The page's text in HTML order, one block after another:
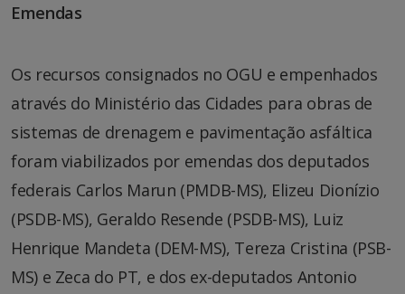
Emendas
Os recursos consignados no OGU e empenhados
através do Ministério das Cidades para obras de
sistemas de drenagem e pavimentação asfáltica
foram viabilizados por emendas dos deputados
federais Carlos Marun (PMDB-MS), Elizeu Dionízio
(PSDB-MS), Geraldo Resende (PSDB-MS), Luiz
Henrique Mandeta (DEM-MS), Tereza Cristina (PSB-
MS) e Zeca do PT, e dos ex-deputados Antonio